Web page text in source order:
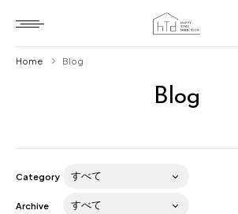
Blog
Home Blog
Category
Archive